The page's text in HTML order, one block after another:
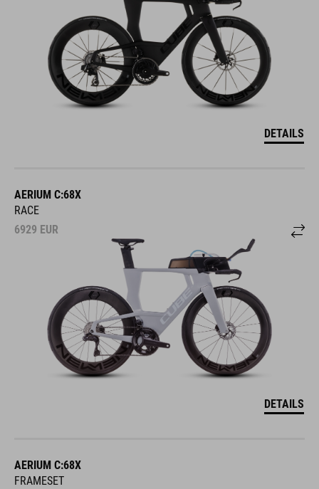
DETAILS
AERIUM C:68X
RACE
6929 EUR
DETAILS
AERIUM C:68X
FRAMESET